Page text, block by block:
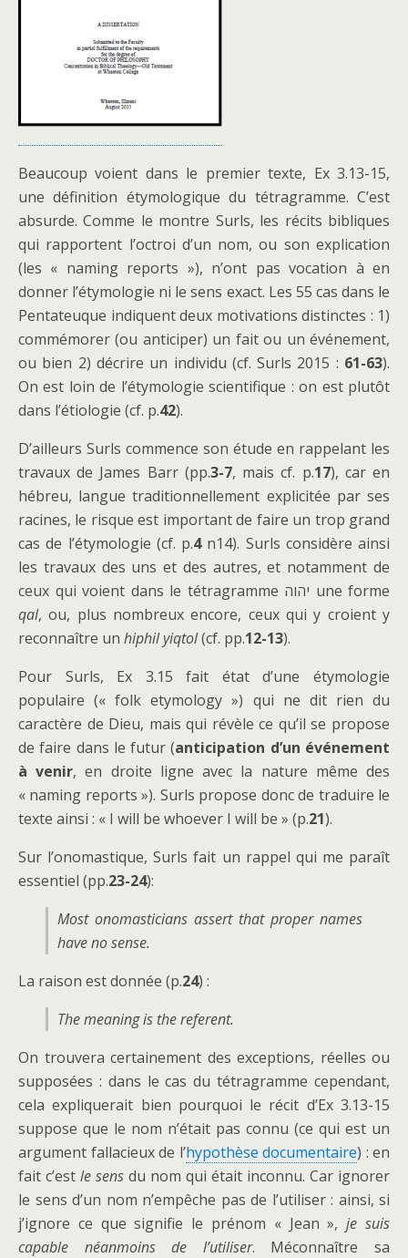
Beaucoup voient dans le premier texte, Ex 3.13-15,
une définition étymologique du tétragramme. C’est
absurde. Comme le montre Surls, les récits bibliques
qui rapportent l’octroi d’un nom, ou son explication
(les « naming reports »), n’ont pas vocation à en
donner l’étymologie ni le sens exact. Les 55 cas dans le
Pentateuque indiquent deux motivations distinctes : 1)
commémorer (ou anticiper) un fait ou un événement,
ou bien 2) décrire un individu (cf. Surls 2015 : 61-63).
On est loin de l’étymologie scientifique : on est plutôt
dans l’étiologie (cf. p.42).
D’ailleurs Surls commence son étude en rappelant les
travaux de James Barr (pp.3-7, mais cf. p.17), car en
hébreu, langue traditionnellement explicitée par ses
racines, le risque est important de faire un trop grand
cas de l’étymologie (cf. p.4n14). Surls considère ainsi
les travaux des uns et des autres, et notamment de
ceux qui voient dans le tétragramme יהוה une forme
qal, ou, plus nombreux encore, ceux qui y croient y
reconnaître un hiphilyiqtol(cf. pp.12-13).
Pour Surls, Ex 3.15 fait état d’une étymologie
populaire (« folk etymology ») qui ne dit rien du
caractère de Dieu, mais qui révèle ce qu’il se propose
de faire dans le futur (anticipation d’un événement
à venir, en droite ligne avec la nature même des
« naming reports »). Surls propose donc de traduire le
texte ainsi : « I will be whoever I will be » (p.21).
Sur l’onomastique, Surls fait un rappel qui me paraît
essentiel (pp.23-24):
Most onomasticians assert that proper names
have no sense.
La raison est donnée (p.24) :
The meaning is the referent.
On trouvera certainement des exceptions, réelles ou
supposées : dans le cas du tétragramme cependant,
cela expliquerait bien pourquoi le récit d’Ex 3.13-15
suppose que le nom n’était pas connu (ce qui est un
argument fallacieux de l’hypothèse documentaire) : en
fait c’est le sens du nom qui était inconnu. Car ignorer
le sens d’un nom n’empêche pas de l’utiliser : ainsi, si
j’ignore ce que signifie le prénom « Jean »,je suis
capable néanmoins de l’utiliser. Méconnaître sa